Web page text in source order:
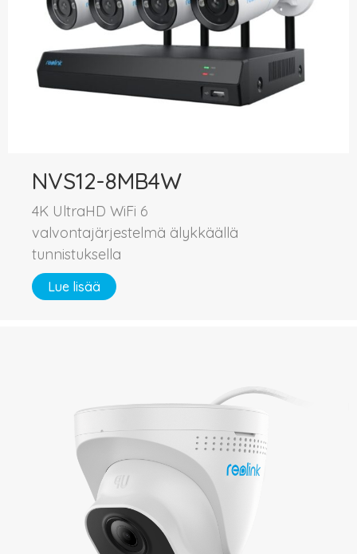
NVS12-8MB4W
4K UltraHD WiFi 6
valvontajärjestelmä älykkäällä
tunnistuksella
Lue lisää